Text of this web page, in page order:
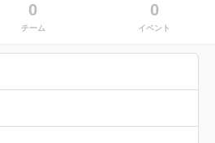
0
チーム
0
イベント